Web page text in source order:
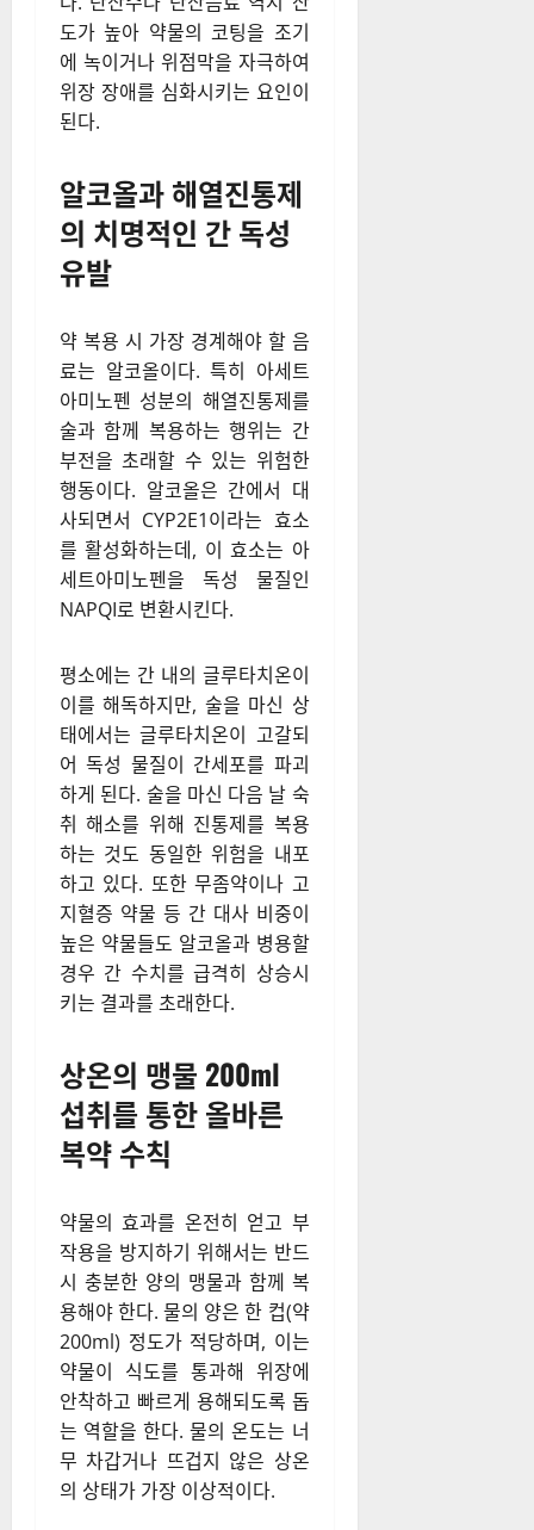
도가 높아 약물의 코팅을 조기
에 녹이거나 위점막을 자극하여
위장 장애를 심화시키는 요인이
된다.
알코올과 해열진통제
의 치명적인 간 독성
유발
약 복용 시 가장 경계해야 할 음
료는 알코올이다. 특히 아세트
아미노펜 성분의 해열진통제를
술과 함께 복용하는 행위는 간
부전을 초래할 수 있는 위험한
행동이다. 알코올은 간에서 대
사되면서 CYP2E1이라는 효소
를 활성화하는데, 이 효소는 아
세트아미노펜을 독성 물질인
NAPQI로 변환시킨다.
평소에는 간 내의 글루타치온이
이를 해독하지만, 술을 마신 상
태에서는 글루타치온이 고갈되
어 독성 물질이 간세포를 파괴
하게 된다. 술을 마신 다음 날 숙
취 해소를 위해 진통제를 복용
하는 것도 동일한 위험을 내포
하고 있다. 또한 무좀약이나 고
지혈증 약물 등 간 대사 비중이
높은 약물들도 알코올과 병용할
경우 간 수치를 급격히 상승시
키는 결과를 초래한다.
상온의 맹물 200ml
섭취를 통한 올바른
복약 수칙
약물의 효과를 온전히 얻고 부
작용을 방지하기 위해서는 반드
시 충분한 양의 맹물과 함께 복
용해야 한다. 물의 양은 한 컵(약
200ml) 정도가 적당하며, 이는
약물이 식도를 통과해 위장에
안착하고 빠르게 용해되도록 돕
는 역할을 한다. 물의 온도는 너
무 차갑거나 뜨겁지 않은 상온
의 상태가 가장 이상적이다.